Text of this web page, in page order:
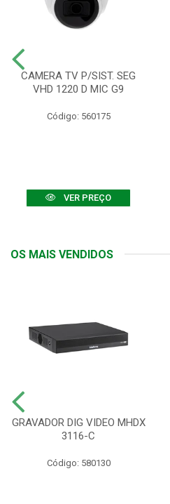
CAMERA TV P/SIST. SEG
VHD 1220 D MIC G9
Código: 560175
VER PREÇO
OS MAIS VENDIDOS
GRAVADOR DIG VIDEO MHDX
3116-C
Código: 580130